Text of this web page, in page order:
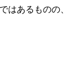
はあるものの、